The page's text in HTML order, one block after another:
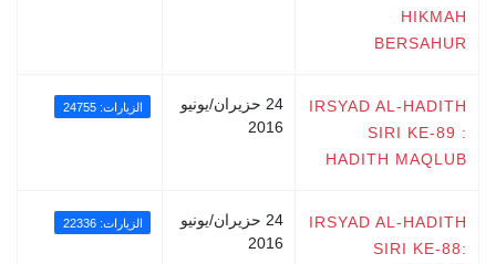
HIKMAH
BERSAHUR
IRSYAD AL-HADITH
SIRI KE-89 :
HADITH MAQLUB
24 حزيران/يونيو
2016
الزيارات: 24755
IRSYAD AL-HADITH
SIRI KE-88:
24 حزيران/يونيو
2016
الزيارات: 22336